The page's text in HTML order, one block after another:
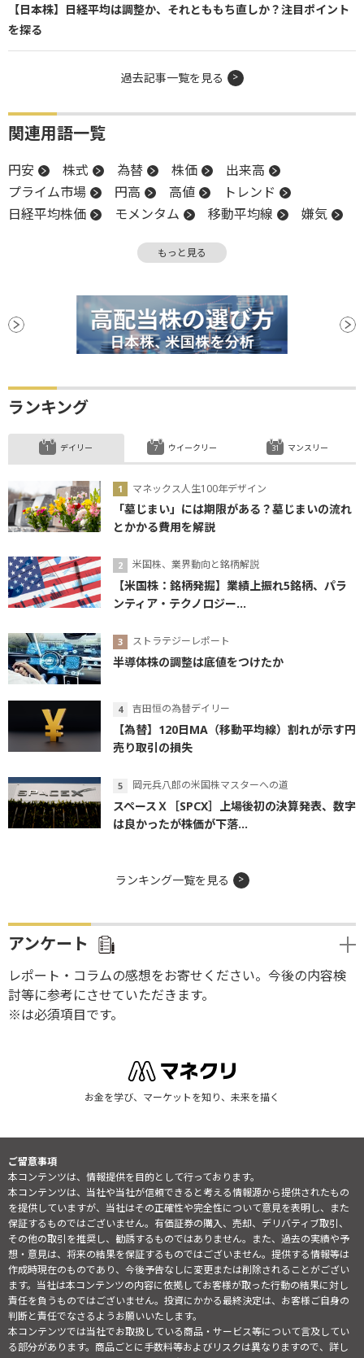
【日本株】日経平均は調整か、それとももち直しか？注目ポイント
を探る
過去記事一覧を見る
関連用語一覧
円安 株式 為替 株価
出来高
プライム市場
円高 高値
トレンド
日経平均株価
モメンタム 移動平均線
嫌気
日銀もっと見る
ランキング
デイリー
マネックス人生100年デザイン
「墓じまい」には期限がある？墓じまいの流れ
とかかる費用を解説
米国株、業界動向と銘柄解説
【米国株：銘柄発掘】業績上振れ5銘柄、パラ
ンティア・テクノロジー...
ストラテジーレポート
半導体株の調整は底値をつけたか
吉田恒の為替デイリー
【為替】120日MA（移動平均線）割れが示す円
売り取引の損失
岡元兵八郎の米国株マスターへの道
スペースＸ［SPCX］上場後初の決算発表、数字
は良かったが株価が下落...
ウイークリー マンスリー
ランキング一覧を見る
アンケート
レポート・コラムの感想をお寄せください。今後の内容検
討等に参考にさせていただきます。
※は必須項目です。
お金を学び、マーケットを知り、未来を描く
ご留意事項
本コンテンツは、情報提供を目的として行っております。
本コンテンツは、当社や当社が信頼できると考える情報源から提供されたもの
を提供していますが、当社はその正確性や完全性について意見を表明し、また
保証するものではございません。有価証券の購入、売却、デリバティブ取引、
その他の取引を推奨し、勧誘するものではありません。また、過去の実績や予
想・意見は、将来の結果を保証するものではございません。提供する情報等は
作成時現在のものであり、今後予告なしに変更または削除されることがござい
ます。当社は本コンテンツの内容に依拠してお客様が取った行動の結果に対し
責任を負うものではございません。投資にかかる最終決定は、お客様ご自身の
判断と責任でなさるようお願いいたします。
本コンテンツでは当社でお取扱している商品・サービス等について言及してい
る部分があります。商品ごとに手数料等およびリスクは異なりますので、詳し